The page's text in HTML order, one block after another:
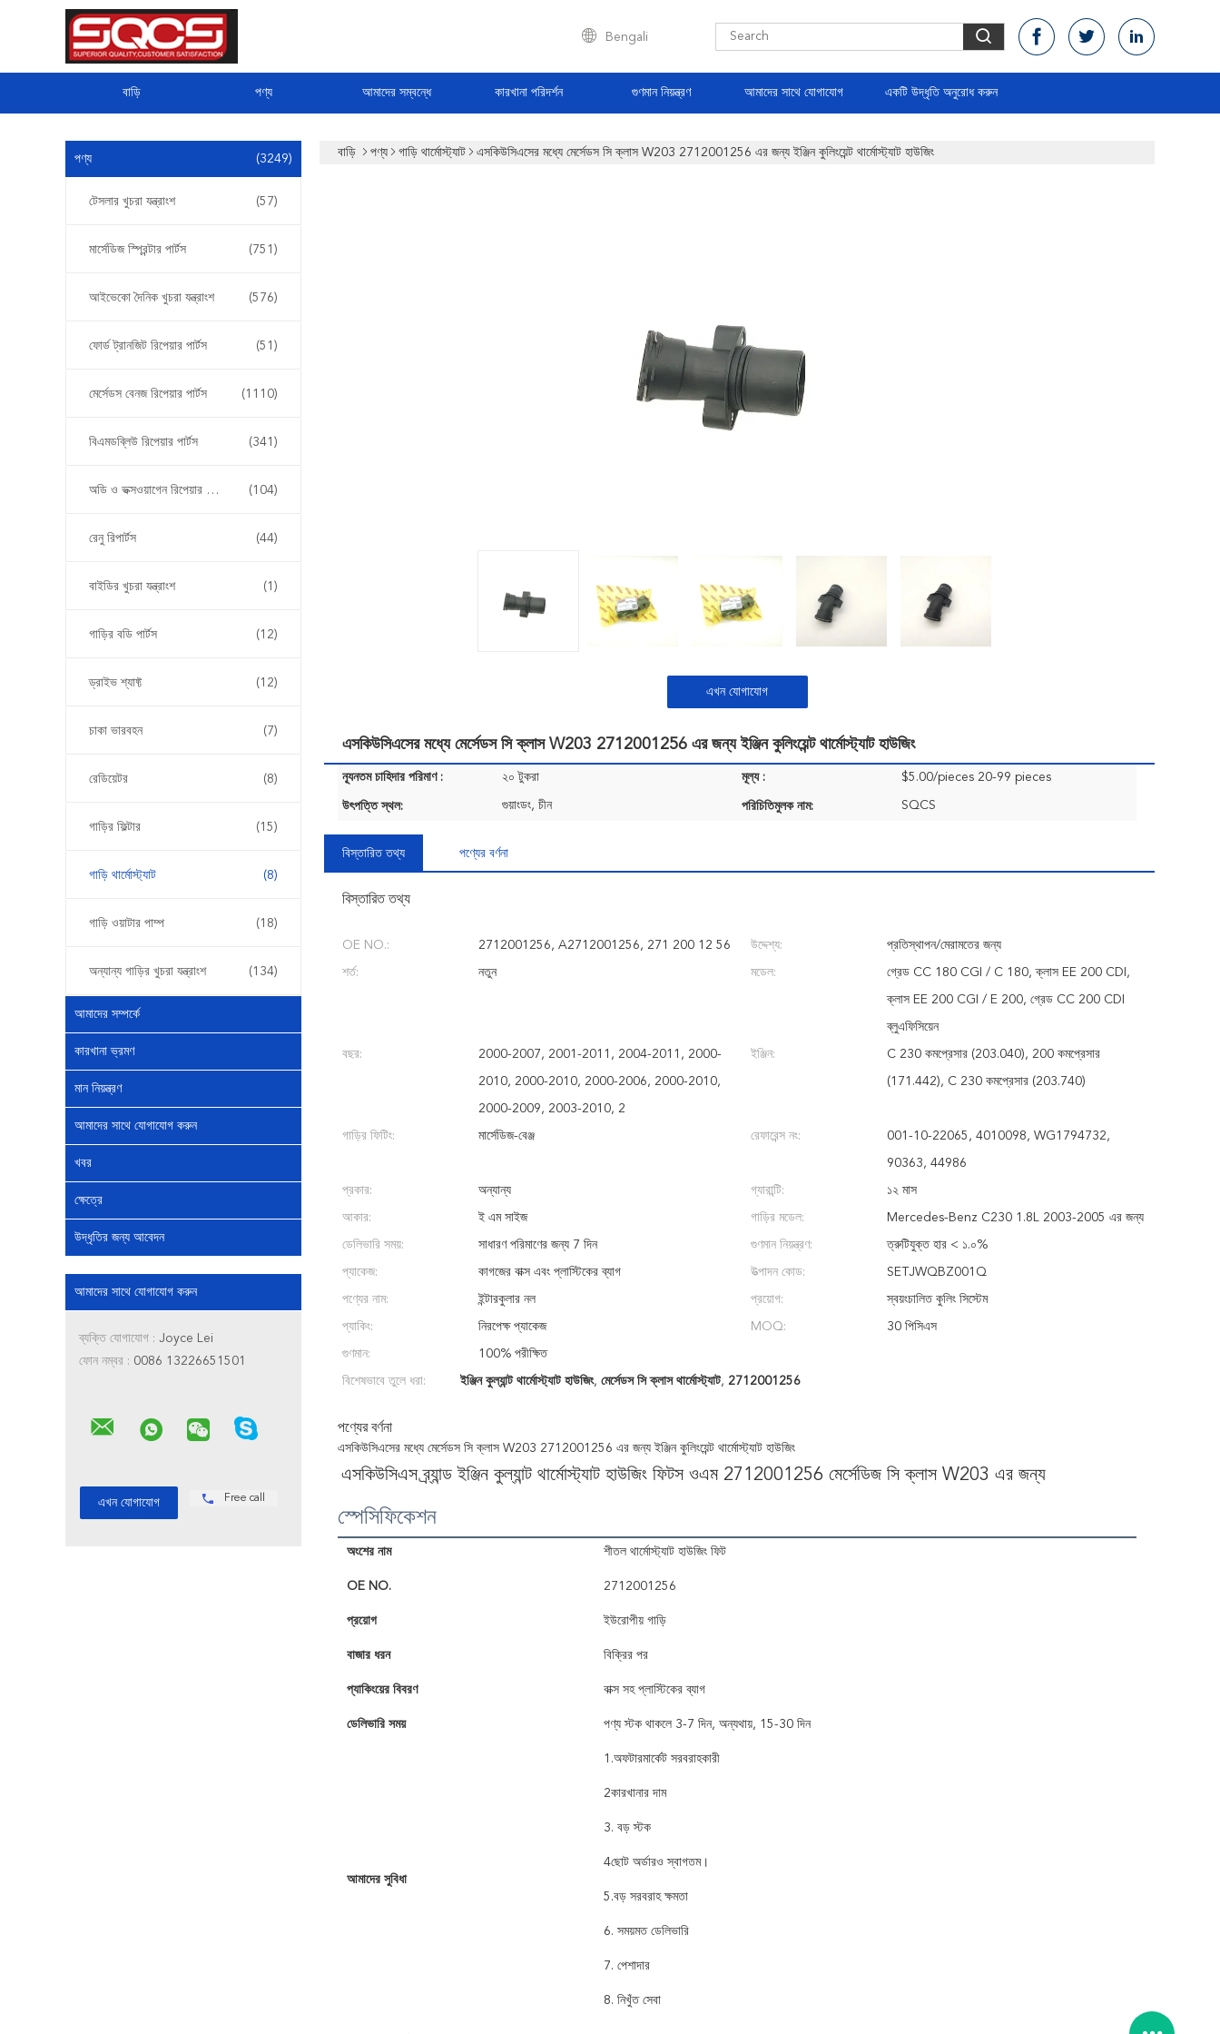
Bengali
বাড়ি পণ্য আমাদের সম্বন্ধে কারখানা পরিদর্শন গুণমান নিয়ন্ত্রণ আমাদের সাথে যোগাযোগ একটি উদ্ধৃতি অনুরোধ করুন
পণ্য (3249)
টেসলার খুচরা যন্ত্রাংশ (57)
মার্সেডিজ স্প্রিন্টার পার্টস (751)
আইভেকো দৈনিক খুচরা যন্ত্রাংশ (576)
ফোর্ড ট্রানজিট রিপেয়ার পার্টস (51)
মের্সেডস বেনজ রিপেয়ার পার্টস (1110)
বিএমডব্লিউ রিপেয়ার পার্টস (341)
অডি ও ভক্সওয়াগেন রিপেয়ার পার্টস (104)
রেনু রিপার্টস (44)
বাইডির খুচরা যন্ত্রাংশ (1)
গাড়ির বডি পার্টস (12)
ড্রাইভ শ্যাফ্ট (12)
চাকা ভারবহন (7)
রেডিয়েটর (8)
গাড়ির ফিল্টার (15)
গাড়ি থার্মোস্ট্যাট (8)
গাড়ি ওয়াটার পাম্প (18)
অন্যান্য গাড়ির খুচরা যন্ত্রাংশ (134)
আমাদের সম্পর্কে
কারখানা ভ্রমণ
মান নিয়ন্ত্রণ
আমাদের সাথে যোগাযোগ করুন
খবর
ক্ষেত্রে
উদ্ধৃতির জন্য আবেদন
আমাদের সাথে যোগাযোগ করুন
ব্যক্তি যোগাযোগ : Joyce Lei
ফোন নম্বর : 0086 13226651501
Free call
বাড়ি পণ্য গাড়ি থার্মোস্ট্যাট এসকিউসিএসের মধ্যে মের্সেডস সি ক্লাস W203 2712001256 এর জন্য ইঞ্জিন কুলিংয়েন্ট থার্মোস্ট্যাট হাউজিং
এখন যোগাযোগ
এসকিউসিএসের মধ্যে মের্সেডস সি ক্লাস W203 2712001256 এর জন্য ইঞ্জিন কুলিংয়েন্ট থার্মোস্ট্যাট হাউজিং
ন্যূনতম চাহিদার পরিমাণ : ২০ টুকরা মূল্য : $5.00/pieces 20-99 pieces
উৎপত্তি স্থল: গুয়াংডং, চীন পরিচিতিমুলক নাম: SQCS
বিস্তারিত তথ্য পণ্যের বর্ণনা
বিস্তারিত তথ্য
OE NO.: 2712001256, A2712001256, 271 200 12 56 উদ্দেশ্য: প্রতিস্থাপন/মেরামতের জন্য
শর্ত: নতুন মডেল: গ্রেড CC 180 CGI / C 180, ক্লাস EE 200 CDI,
ক্লাস EE 200 CGI / E 200, গ্রেড CC 200 CDI
ব্লুএফিসিয়েন
বছর: 2000-2007, 2001-2011, 2004-2011, 2000-
2010, 2000-2010, 2000-2006, 2000-2010,
2000-2009, 2003-2010, 2
ইঞ্জিন: C 230 কমপ্রেসার (203.040), 200 কমপ্রেসার
(171.442), C 230 কমপ্রেসার (203.740)
গাড়ির ফিটিং: মার্সেডিজ-বেঞ্জ রেফারেন্স নং: 001-10-22065, 4010098, WG1794732,
90363, 44986
প্রকার: অন্যান্য গ্যারান্টি: ১২ মাস
আকার: ই এম সাইজ গাড়ির মডেল: Mercedes-Benz C230 1.8L 2003-2005 এর জন্য
ডেলিভারি সময়: সাধারণ পরিমাণের জন্য 7 দিন গুণমান নিয়ন্ত্রণ: ত্রুটিযুক্ত হার < ১.০%
প্যাকেজ: কাগজের বাক্স এবং প্লাস্টিকের ব্যাগ উত্পাদন কোড: SETJWQBZ001Q
পণ্যের নাম: ইন্টারকুলার নল প্রয়োগ: স্বয়ংচালিত কুলিং সিস্টেম
প্যাকিং: নিরপেক্ষ প্যাকেজ MOQ: 30 পিসিএস
গুণমান: 100% পরীক্ষিত
বিশেষভাবে তুলে ধরা: ইঞ্জিন কুল্যান্ট থার্মোস্ট্যাট হাউজিং, মের্সেডস সি ক্লাস থার্মোস্ট্যাট, 2712001256
পণ্যের বর্ণনা
এসকিউসিএসের মধ্যে মের্সেডস সি ক্লাস W203 2712001256 এর জন্য ইঞ্জিন কুলিংয়েন্ট থার্মোস্ট্যাট হাউজিং
এসকিউসিএস ব্র্যান্ড ইঞ্জিন কুল্যান্ট থার্মোস্ট্যাট হাউজিং ফিটস ওএম 2712001256 মের্সেডিজ সি ক্লাস W203 এর জন্য
স্পেসিফিকেশন
অংশের নাম শীতল থার্মোস্ট্যাট হাউজিং ফিট
OE NO. 2712001256
প্রয়োগ ইউরোপীয় গাড়ি
বাজার ধরন বিক্রির পর
প্যাকিংয়ের বিবরণ বাক্স সহ প্লাস্টিকের ব্যাগ
ডেলিভারি সময় পণ্য স্টক থাকলে 3-7 দিন, অন্যথায়, 15-30 দিন
আমাদের সুবিধা
1.অফটারমার্কেট সরবরাহকারী
2কারখানার দাম
3. বড় স্টক
4ছোট অর্ডারও স্বাগতম।
5.বড় সরবরাহ ক্ষমতা
6. সময়মত ডেলিভারি
7. পেশাদার
8. নিখুঁত সেবা